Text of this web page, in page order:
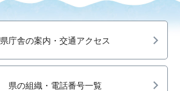
県庁舎の案内・交通アクセス
県の組織・電話番号一覧